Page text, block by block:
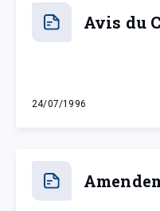
Avis du
24/07/1996
mercredi 24 juillet 1996